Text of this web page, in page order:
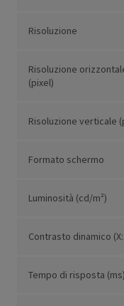
Risoluzione
Risoluzione
(pixel)
Risoluzione verticale
Formato schermo
Luminosità (cd/m²)
Contrasto dinamico
Tempo di risposta (ms)